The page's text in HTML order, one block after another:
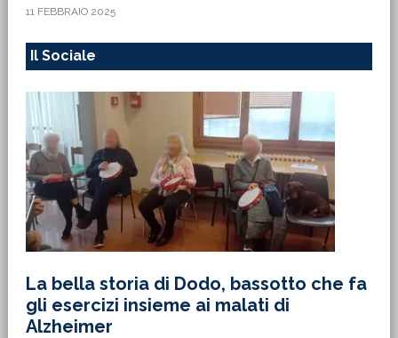
11 FEBBRAIO 2025
Il Sociale
La bella storia di Dodo, bassotto che fa
gli esercizi insieme ai malati di
Alzheimer